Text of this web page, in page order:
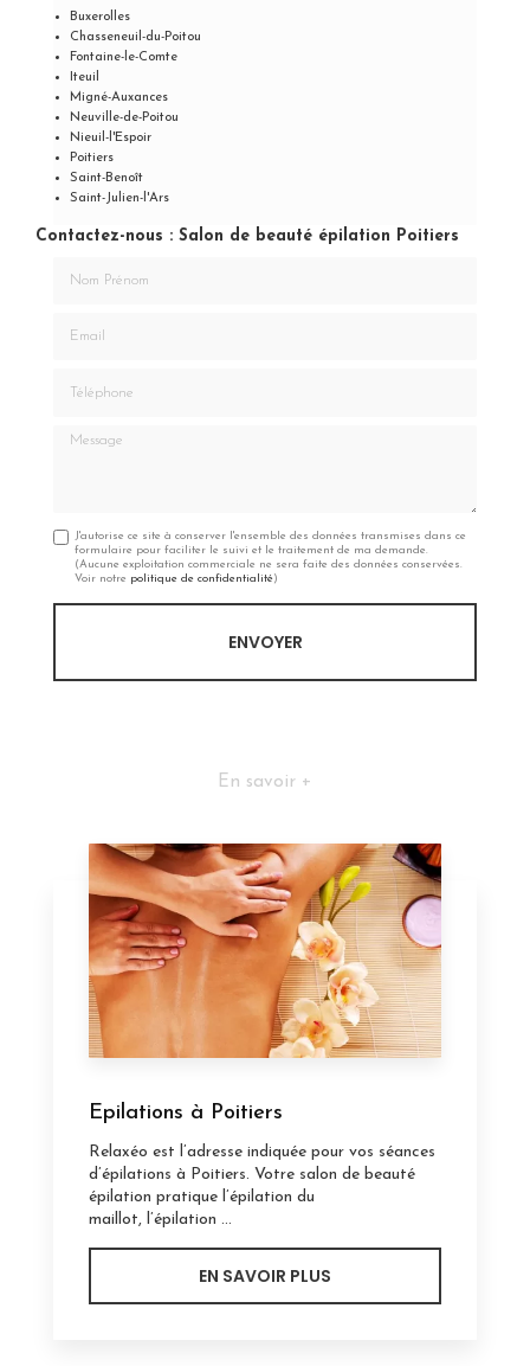
Buxerolles
Chasseneuil-du-Poitou
Fontaine-le-Comte
Iteuil
Migné-Auxances
Neuville-de-Poitou
Nieuil-l'Espoir
Poitiers
Saint-Benoît
Saint-Julien-l'Ars
Contactez-nous : Salon de beauté épilation Poitiers
Message
J'autorise ce site à conserver l'ensemble des données transmises dans ce
formulaire pour faciliter le suivi et le traitement de ma demande.
(Aucune exploitation commerciale ne sera faite des données conservées.
Voir notre politique de confidentialité)
En savoir +
Epilations à Poitiers
Relaxéo est l’adresse indiquée pour vos séances
d’épilations à Poitiers. Votre salon de beauté
épilation pratique l’épilation du
maillot, l’épilation ...
EN SAVOIR PLUS